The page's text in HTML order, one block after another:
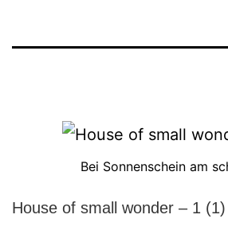
Bei Sonnenschein am
House of small wonder – 1 (1)